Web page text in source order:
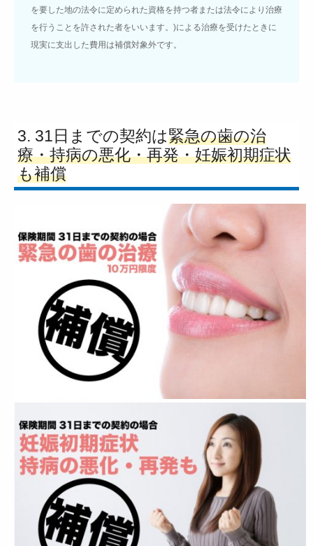
を要した地の法令に定められた資格を持つ者または法令により治療
を行うことを許された者をいいます。)による治療を受けたときに
現実に支出した費用は補償対象外です。
3. 31日までの契約は緊急の歯の治
療・持病の悪化・再発・妊娠初期症状
も補償